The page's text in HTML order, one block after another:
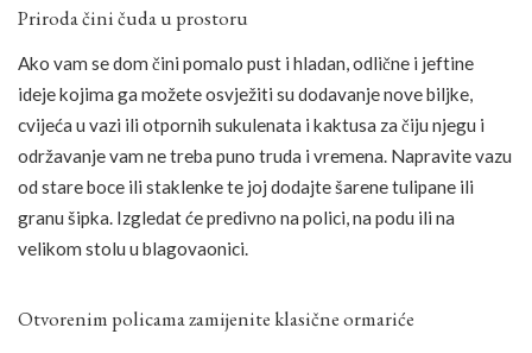
Priroda čini čuda u prostoru
Ako vam se dom čini pomalo pust i hladan, odlične i jeftine
ideje kojima ga možete osvježiti su dodavanje nove biljke,
cvijeća u vazi ili otpornih sukulenata i kaktusa za čiju njegu i
održavanje vam ne treba puno truda i vremena. Napravite vazu
od stare boce ili staklenke te joj dodajte šarene tulipane ili
granu šipka. Izgledat će predivno na polici, na podu ili na
velikom stolu u blagovaonici.
Otvorenim policama zamijenite klasične ormariće